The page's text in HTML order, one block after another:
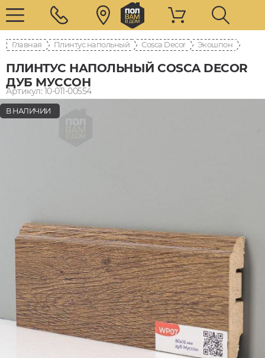
Главная Плинтус напольный Cosca Decor Экошпон
ПЛИНТУС НАПОЛЬНЫЙ COSCA DECOR
ДУБ МУССОН
Артикул: 10-011-00554
В НАЛИЧИИ